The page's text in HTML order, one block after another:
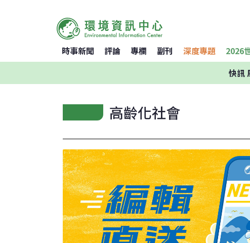
時事新聞 評論 專欄 副刊 深度專題 2026
快訊
高齡化社會